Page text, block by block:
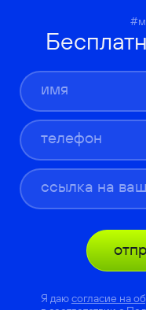
Я даюсогласие на